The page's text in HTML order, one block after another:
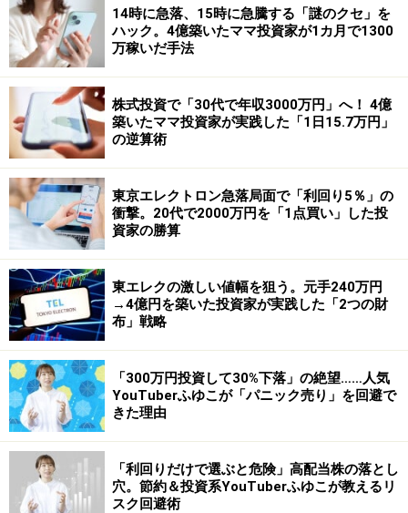
14時に急落、15時に急騰する「謎のクセ」を
ハック。4億築いたママ投資家が1カ月で1300
万稼いだ手法
株式投資で「30代で年収3000万円」へ！ 4億
築いたママ投資家が実践した「1日15.7万円」
の逆算術
東京エレクトロン急落局面で「利回り5％」の
衝撃。20代で2000万円を「1点買い」した投
資家の勝算
東エレクの激しい値幅を狙う。元手240万円
→4億円を築いた投資家が実践した「2つの財
布」戦略
「300万円投資して30%下落」の絶望……人気
YouTuberふゆこが「パニック売り」を回避で
きた理由
「利回りだけで選ぶと危険」高配当株の落とし
穴。節約＆投資系YouTuberふゆこが教えるリ
スク回避術